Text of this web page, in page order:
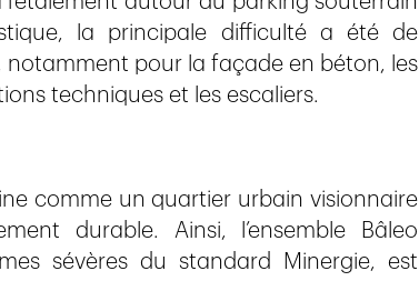
la principale difficulté a été de
pour la façade en béton, les
techniques et les escaliers.
comme un quartier urbain visionnaire
durable. Ainsi, l’ensemble Bâleo
sévères du standard Minergie, est